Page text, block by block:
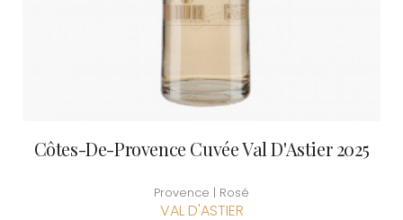
Côtes-De-Provence Cuvée Val D'Astier 2025
Provence | Rosé
VAL D'ASTIER